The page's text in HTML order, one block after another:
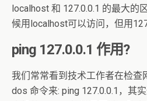
localhost 和 127.0.0.1 的最大的
候用localhost可以访问，但用
ping 127.0.0.1 作用?
我们常常看到技术工作者在检查
dos 命令来: ping 127.0.0.1，其